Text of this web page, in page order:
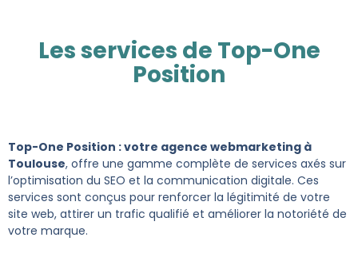
Les services de Top-One
Position
Top-One Position : votre agence webmarketing à
Toulouse, offre une gamme complète de services axés sur
l’optimisation du SEO et la communication digitale. Ces
services sont conçus pour renforcer la légitimité de votre
site web, attirer un trafic qualifié et améliorer la notoriété de
votre marque.